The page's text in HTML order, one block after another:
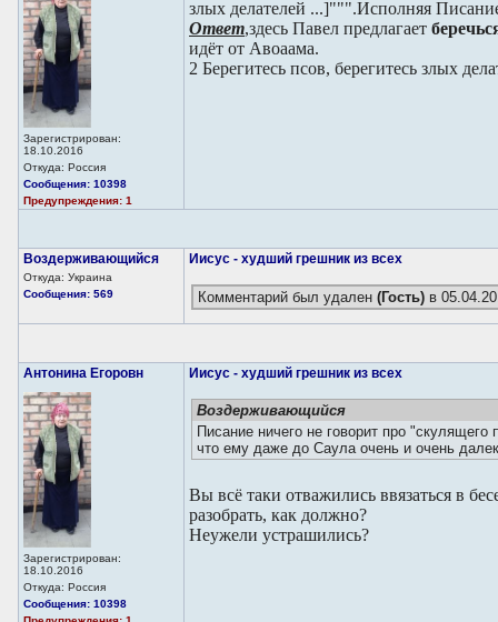
Зарегистрирован:
18.10.2016
Откуда: Россия
Сообщения: 10398
Предупреждения: 1
злых делателей ...]""".Исполняя
Ответ,здесь Павел предлагает
идёт от Авоаама.
2 Берегитесь псов, берегитесь злых
Воздерживающийся
Откуда: Украина
Сообщения: 569
Иисус - худший грешник из всех
Комментарий был удален (Гость) в
Антонина Егоровн
Зарегистрирован:
18.10.2016
Откуда: Россия
Сообщения: 10398
Иисус - худший грешник из всех
Воздерживающийся
Писание ничего не говорит про "скулящего
что ему даже до Саула очень и очень
Вы всё таки отважились ввязаться в
разобрать, как должно?
Неужели устрашились?